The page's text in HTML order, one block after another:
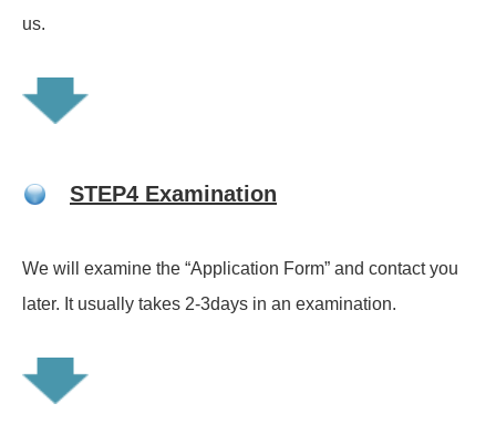
us.
STEP4 Examination
We will examine the “Application Form” and contact you
later. It usually takes 2-3days in an examination.